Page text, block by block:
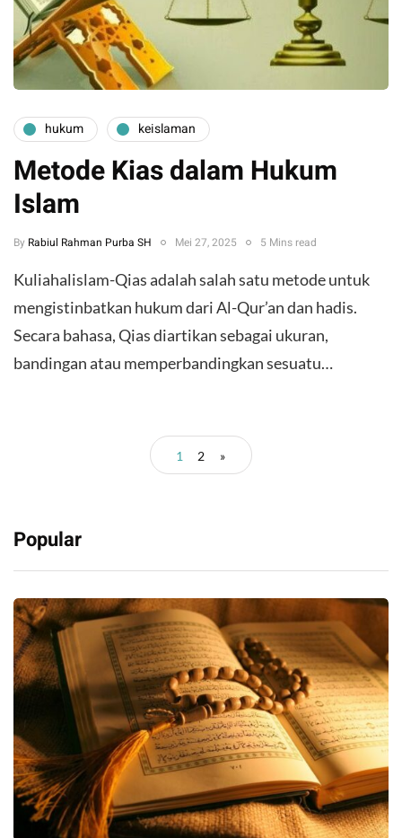
hukum keislaman
Metode Kias dalam Hukum
Islam
By Rabiul Rahman Purba SH Mei 27, 2025 5 Mins read
Kuliahalislam-Qias adalah salah satu metode untuk
mengistinbatkan hukum dari Al-Qur’an dan hadis.
Secara bahasa, Qias diartikan sebagai ukuran,
bandingan atau memperbandingkan sesuatu…
1 2 »
Popular